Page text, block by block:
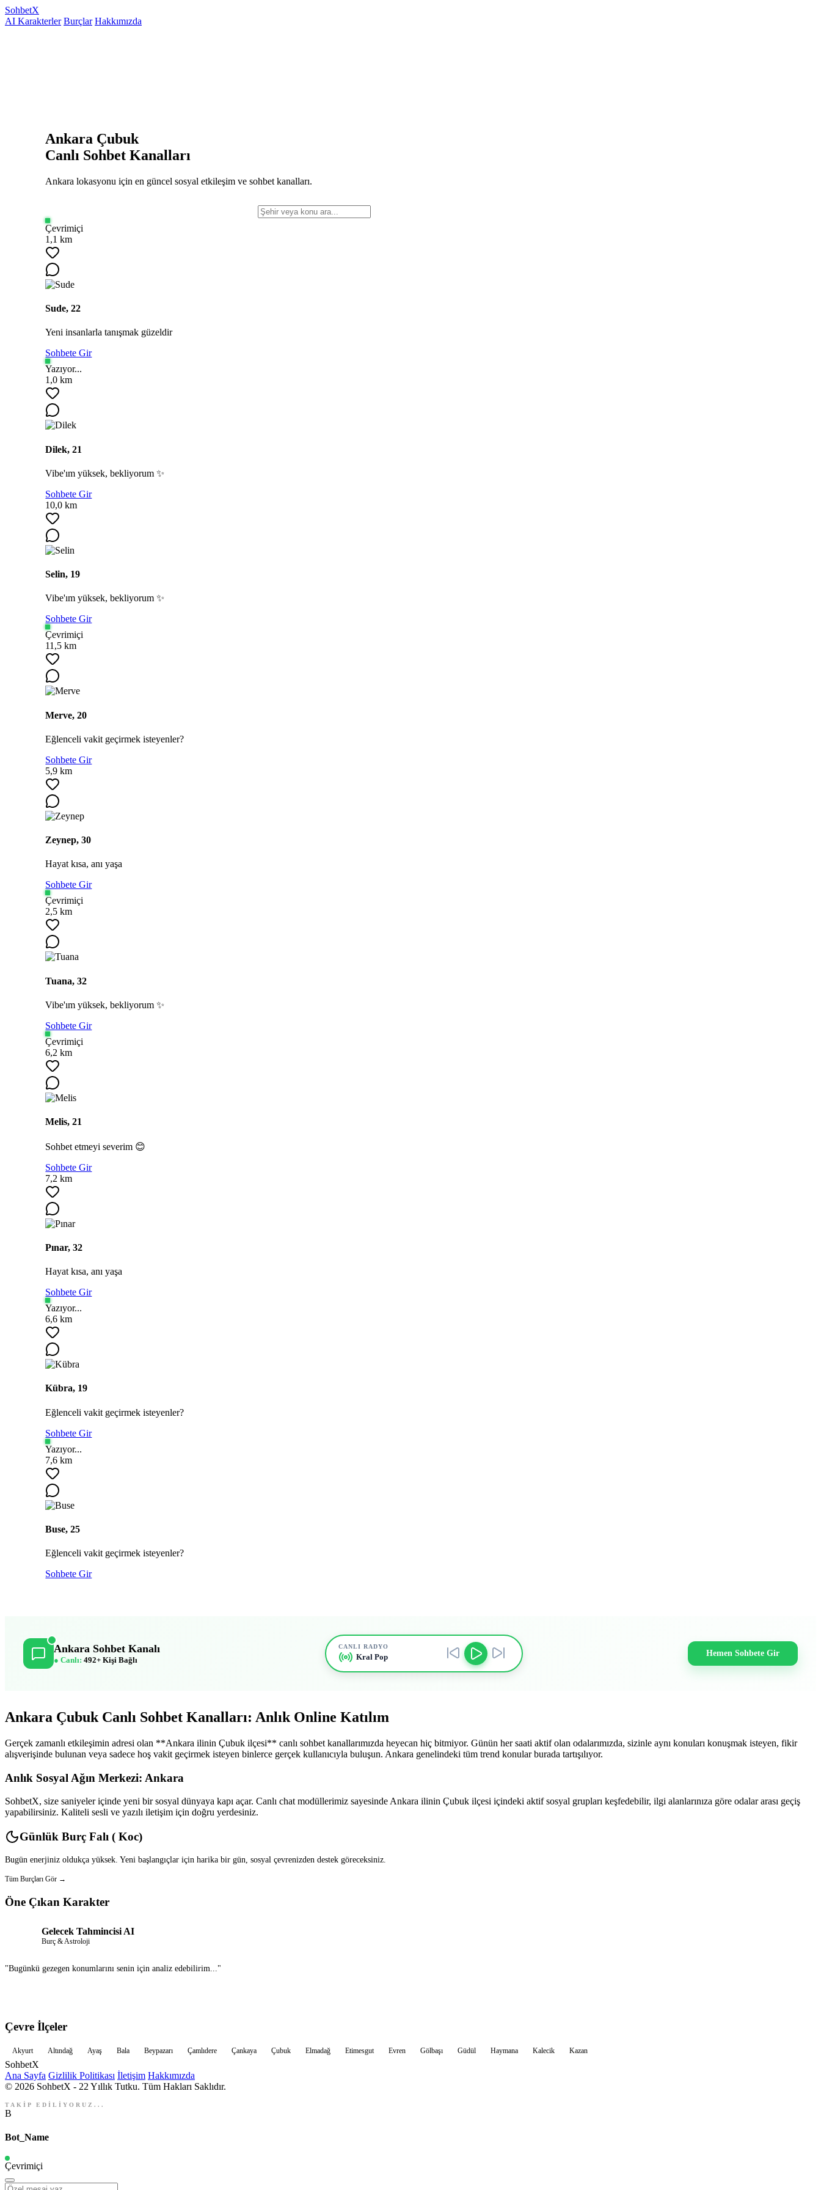
SohbetX
AI Karakterler Burçlar Hakkımızda
Ankara Çubuk
Canlı Sohbet Kanalları
Ankara lokasyonu için en güncel sosyal etkileşim ve sohbet kanalları.
Çevrimiçi
1,1 km
Sude, 22
Yeni insanlarla tanışmak güzeldir
Sohbete Gir
Yazıyor...
1,0 km
Dilek, 21
Vibe'ım yüksek, bekliyorum ✨
Sohbete Gir
10,0 km
Selin, 19
Vibe'ım yüksek, bekliyorum ✨
Sohbete Gir
Çevrimiçi
11,5 km
Merve, 20
Eğlenceli vakit geçirmek isteyenler?
Sohbete Gir
5,9 km
Zeynep, 30
Hayat kısa, anı yaşa
Sohbete Gir
Çevrimiçi
2,5 km
Tuana, 32
Vibe'ım yüksek, bekliyorum ✨
Sohbete Gir
Çevrimiçi
6,2 km
Melis, 21
Sohbet etmeyi severim 😊
Sohbete Gir
7,2 km
Pınar, 32
Hayat kısa, anı yaşa
Sohbete Gir
Yazıyor...
6,6 km
Kübra, 19
Eğlenceli vakit geçirmek isteyenler?
Sohbete Gir
Yazıyor...
7,6 km
Buse, 25
Eğlenceli vakit geçirmek isteyenler?
Sohbete Gir
Ankara Sohbet Kanalı
● Canlı: 492+ Kişi Bağlı
CANLI RADYO
Kral Pop Hemen Sohbete Gir
Ankara Çubuk Canlı Sohbet Kanalları: Anlık Online Katılım
Gerçek zamanlı etkileşimin adresi olan **Ankara ilinin Çubuk ilçesi** canlı sohbet kanallarımızda heyecan hiç bitmiyor. Günün her saati aktif olan odalarımızda, sizinle aynı konuları konuşmak isteyen, fikir
alışverişinde bulunan veya sadece hoş vakit geçirmek isteyen binlerce gerçek kullanıcıyla buluşun. Ankara genelindeki tüm trend konular burada tartışılıyor.
Anlık Sosyal Ağın Merkezi: Ankara
SohbetX, size saniyeler içinde yeni bir sosyal dünyaya kapı açar. Canlı chat modüllerimiz sayesinde Ankara ilinin Çubuk ilçesi içindeki aktif sosyal grupları keşfedebilir, ilgi alanlarınıza göre odalar arası geçiş
yapabilirsiniz. Kaliteli sesli ve yazılı iletişim için doğru yerdesiniz.
Günlük Burç Falı ( Koc)
Bugün enerjiniz oldukça yüksek. Yeni başlangıçlar için harika bir gün, sosyal çevrenizden destek göreceksiniz.
Tüm Burçları Gör →
Öne Çıkan Karakter
Gelecek Tahmincisi AI
Burç & Astroloji
"Bugünkü gezegen konumlarını senin için analiz edebilirim..."
Çevre İlçeler
Akyurt Altındağ Ayaş Bala Beypazarı Çamlıdere Çankaya Çubuk Elmadağ Etimesgut Evren Gölbaşı Güdül Haymana Kalecik Kazan
SohbetX
Ana Sayfa Gizlilik Politikası İletişim Hakkımızda
© 2026 SohbetX - 22 Yıllık Tutku. Tüm Hakları Saklıdır.
TAKİP EDİLİYORUZ...
B
Bot_Name
Çevrimiçi